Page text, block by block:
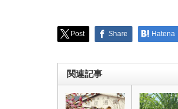
Post Share Hatena
関連記事